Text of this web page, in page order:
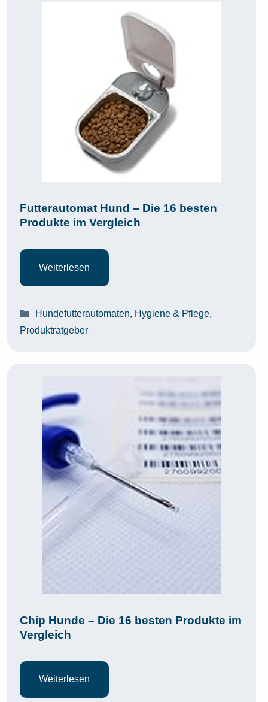
Futterautomat Hund – Die 16 besten
Produkte im Vergleich
Weiterlesen
Kategorien
Hundefutterautomaten, Hygiene & Pflege,
Produktratgeber
Chip Hunde – Die 16 besten Produkte im
Vergleich
Weiterlesen